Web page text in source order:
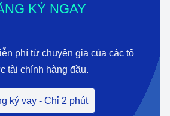
KÝ NGAY
phí từ chuyên gia của các tổ
tài chính hàng đầu.
ký vay - Chỉ 2 phút